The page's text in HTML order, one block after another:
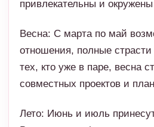
совместных проектов и
Лето: Июнь и июль
Возможны конфликты и
искреннем разговоре всё
эмоции. В этот период